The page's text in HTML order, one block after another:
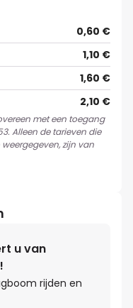
0,60 €
1,10 €
1,60 €
2,10 €
met een toegang
Alleen de tarieven die
zijn van
u van
rijden en